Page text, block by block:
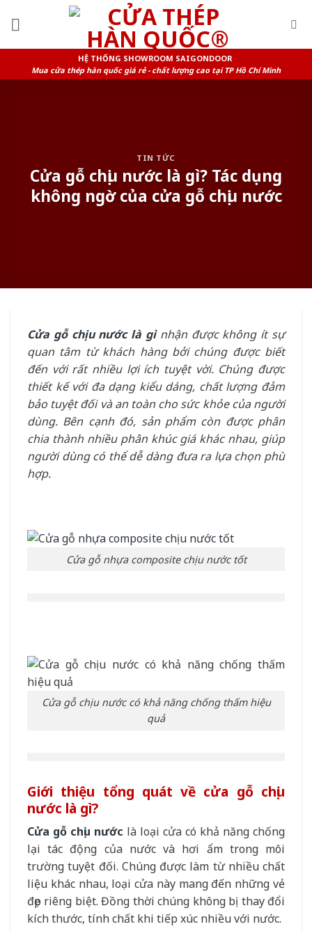
HỆ THỐNG SHOWROOM SAIGONDOOR
Mua cửa thép hàn quốc giá rẻ - chất lượng cao tại TP Hồ Chí Minh
TIN TỨC
Cửa gỗ chịu nước là gì? Tác dụng
không ngờ của cửa gỗ chịu nước
Cửa gỗ chịu nước là gì nhận được không ít sự
quan tâm từ khách hàng bởi chúng được biết
đến với rất nhiều lợi ích tuyệt vời. Chúng được
thiết kế với đa dạng kiểu dáng, chất lượng đảm
bảo tuyệt đối và an toàn cho sức khỏe của người
dùng. Bên cạnh đó, sản phẩm còn được phân
chia thành nhiều phân khúc giá khác nhau, giúp
người dùng có thể dễ dàng đưa ra lựa chọn phù
hợp.
Cửa gỗ nhựa composite chịu nước tốt
Cửa gỗ chịu nước có khả năng chống thấm hiệu
quả
Giới thiệu tổng quát về cửa gỗ chịu
nước là gì?
Cửa gỗ chịu nước là loại cửa có khả năng chống
lại tác động của nước và hơi ẩm trong môi
trường tuyệt đối. Chúng được làm từ nhiều chất
liệu khác nhau, loại cửa này mang đến những vẻ
đẹp riêng biệt. Đồng thời chúng không bị thay đổi
kích thước, tính chất khi tiếp xúc nhiều với nước.